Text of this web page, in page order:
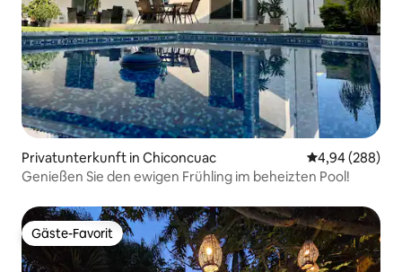
Privatunterkunft in Chiconcuac
4,94 (288)
Genießen Sie den ewigen Frühling im beheizten Pool!
Gäste-Favorit
Gäste-Favorit